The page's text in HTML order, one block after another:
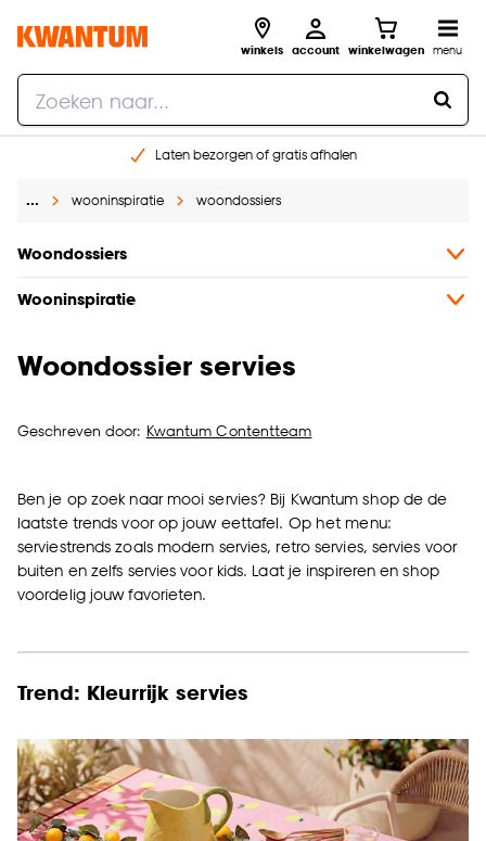
winkels account winkelwagen menu
Laten bezorgen of gratis afhalen
Gratis raam advies en opmeten aan huis
… wooninspiratie woondossiers
Woondossiers
Wooninspiratie
Woondossier servies
Geschreven door: Kwantum Contentteam
Ben je op zoek naar mooi servies? Bij Kwantum shop de de
laatste trends voor op jouw eettafel. Op het menu:
serviestrends zoals modern servies, retro servies, servies voor
buiten en zelfs servies voor kids. Laat je inspireren en shop
voordelig jouw favorieten.
Trend: Kleurrijk servies